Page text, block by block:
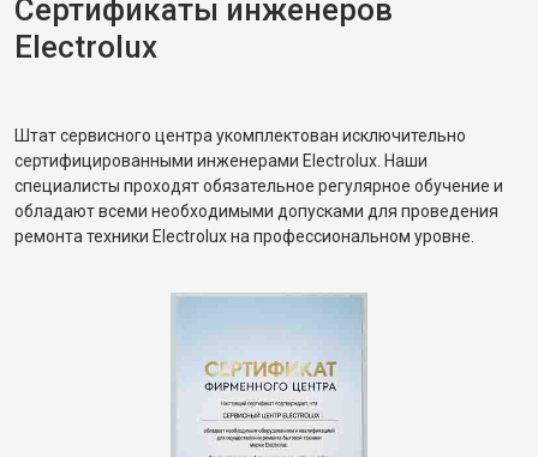
Сертификаты инженеров
Electrolux
Штат сервисного центра укомплектован исключительно
сертифицированными инженерами Electrolux. Наши
специалисты проходят обязательное регулярное обучение и
обладают всеми необходимыми допусками для проведения
ремонта техники Electrolux на профессиональном уровне.